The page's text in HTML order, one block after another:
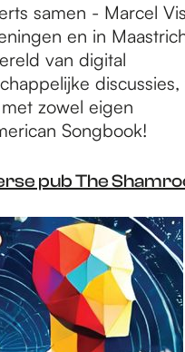
samen - Marcel
en in
van digital
discussies,
zowel eigen
Songbook!
pub The